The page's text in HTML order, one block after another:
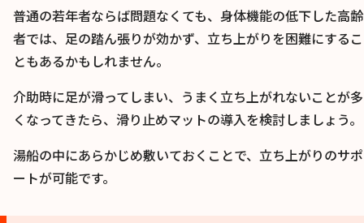
普通の若年者ならば問題なくても、身体機能の低下した高齢
者では、足の踏ん張りが効かず、立ち上がりを困難にするこ
ともあるかもしれません。
介助時に足が滑ってしまい、うまく立ち上がれないことが多
くなってきたら、滑り止めマットの導入を検討しましょう。
湯船の中にあらかじめ敷いておくことで、立ち上がりのサポ
ートが可能です。